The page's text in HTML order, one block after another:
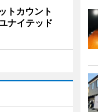
トカウント
ナイテッド